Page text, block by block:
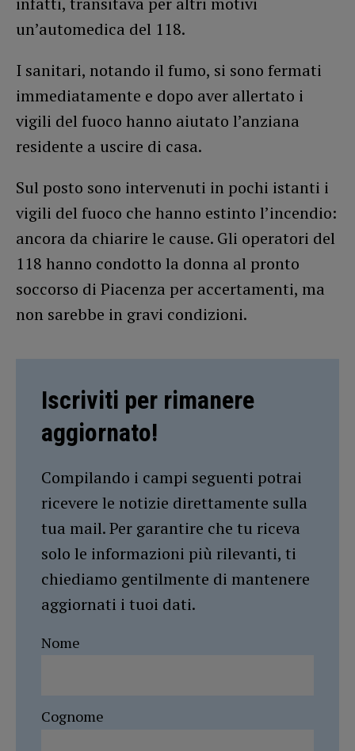
un’automedica del 118.
I sanitari, notando il fumo, si sono fermati
immediatamente e dopo aver allertato i
vigili del fuoco hanno aiutato l’anziana
residente a uscire di casa.
Sul posto sono intervenuti in pochi istanti i
vigili del fuoco che hanno estinto l’incendio:
ancora da chiarire le cause. Gli operatori del
118 hanno condotto la donna al pronto
soccorso di Piacenza per accertamenti, ma
non sarebbe in gravi condizioni.
Iscriviti per rimanere
aggiornato!
Compilando i campi seguenti potrai
ricevere le notizie direttamente sulla
tua mail. Per garantire che tu riceva
solo le informazioni più rilevanti, ti
chiediamo gentilmente di mantenere
aggiornati i tuoi dati.
Nome
Cognome